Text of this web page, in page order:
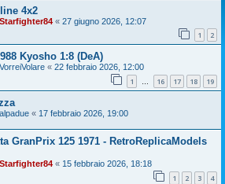
4x2
Starfighter84 « 27 giugno 2026, 12:07
1 2
Kyosho 1:8 (DeA)
VorreiVolare « 22 febbraio 2026, 12:00
1 … 16 17 18 19
alpadue « 17 febbraio 2026, 19:00
GranPrix 125 1971 - RetroReplicaModels
Starfighter84 « 15 febbraio 2026, 18:18
1 2 3 4